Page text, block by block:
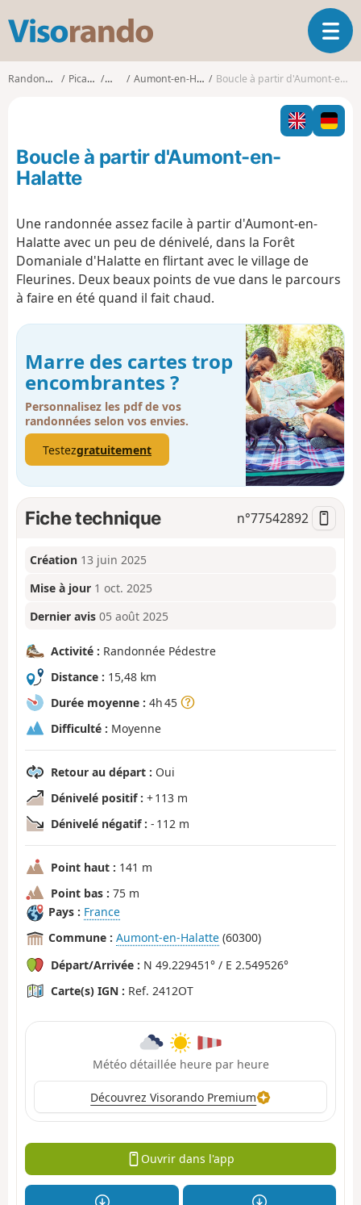
s
o
o
O
u
i
r
l
t
n
Randonnées Picardie Oise Aumont-en-Halatte Boucle à partir d'Aumont-en-Halatte
Boucle à partir d'Aumont-en-
Halatte
Une randonnée assez facile à partir d'Aumont-en-
Halatte avec un peu de dénivelé, dans la Forêt
Domaniale d'Halatte en flirtant avec le village de
Fleurines. Deux beaux points de vue dans le parcours
à faire en été quand il fait chaud.
Marre des cartes trop
encombrantes ?
Personnalisez les pdf de vos
randonnées selon vos envies.
Testezgratuitement
Fiche technique n°77542892
Création 13 juin 2025
Mise à jour 1 oct. 2025
Dernier avis 05 août 2025
Activité : Randonnée Pédestre
Distance : 15,48 km
Durée moyenne : 4h 45
Difficulté : Moyenne
Retour au départ : Oui
Dénivelé positif : + 113 m
Dénivelé négatif : - 112 m
Point haut : 141 m
Point bas : 75 m
Pays : France
Commune : Aumont-en-Halatte (60300)
Départ/Arrivée : N 49.229451° / E 2.549526°
Carte(s) IGN : Ref. 2412OT
Météo détaillée heure par heure
Découvrez Visorando Premium
Ouvrir dans l'app